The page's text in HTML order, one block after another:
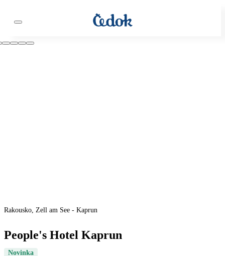
Rakousko, Zell am See - Kaprun
People's Hotel Kaprun
Novinka